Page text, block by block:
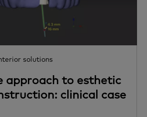
solutions
approach to esthetic
clinical case